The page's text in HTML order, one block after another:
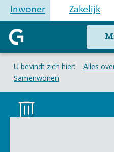
Inwoner Zakelijk
U bevindt zich hier: Alles
Samenwonen